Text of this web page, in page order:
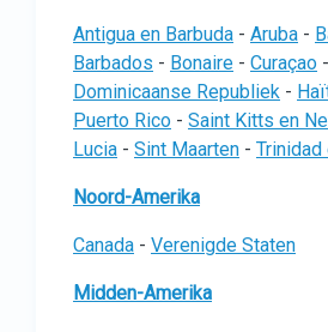
Antigua en Barbuda - Aruba -
Barbados - Bonaire - Curaçao -
Dominicaanse Republiek -
Puerto Rico - Saint Kitts en
Lucia - Sint Maarten - Trinidad
Noord-Amerika
Canada - Verenigde Staten
Midden-Amerika